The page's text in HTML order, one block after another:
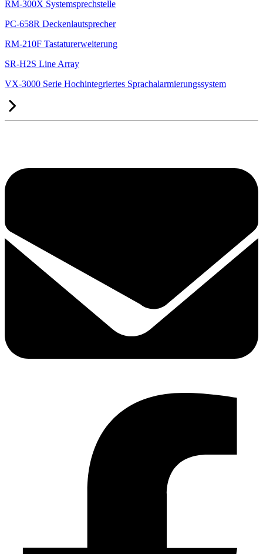
RM-300X Systemsprechstelle
PC-658R Deckenlautsprecher
RM-210F Tastaturerweiterung
SR-H2S Line Array
VX-3000 Serie Hochintegriertes Sprachalarmierungssystem